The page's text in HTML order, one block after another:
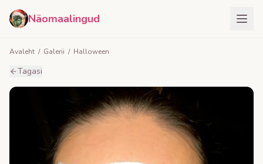
Näomaalingud
Avaleht / Galerii / Halloween
Tagasi